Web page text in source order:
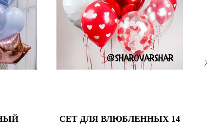
СЕТ ДЛЯ ВЛЮБЛЕННЫХ 14